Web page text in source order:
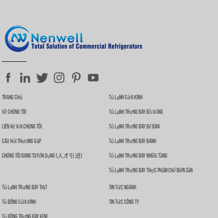
Hộp đèn phía trên có thể tùy chỉnh để quảng cáo.
Trang Chủ
Về Chúng Tôi
Liên Hệ Với Chúng Tôi
Câu Hỏi Thường Gặp
Chúng Tôi Đang Tuyển Dụng (人才引进)
Tủ Lạnh Cửa Kính
Tủ Lạnh Trưng Bày Đồ Uống
Tủ Lạnh Trưng Bày Để Bàn
Tủ Lạnh Trưng Bày Bánh
Tủ Lạnh Trưng Bày Nhiều Tầng
Tủ Lạnh Trưng Bày Thực Phẩm Chế Biến Sẵn
Tủ Lạnh Trưng Bày Thịt
Tủ Đông Cửa Kính
Tin Tức Ngành
Tin Tức Công Ty